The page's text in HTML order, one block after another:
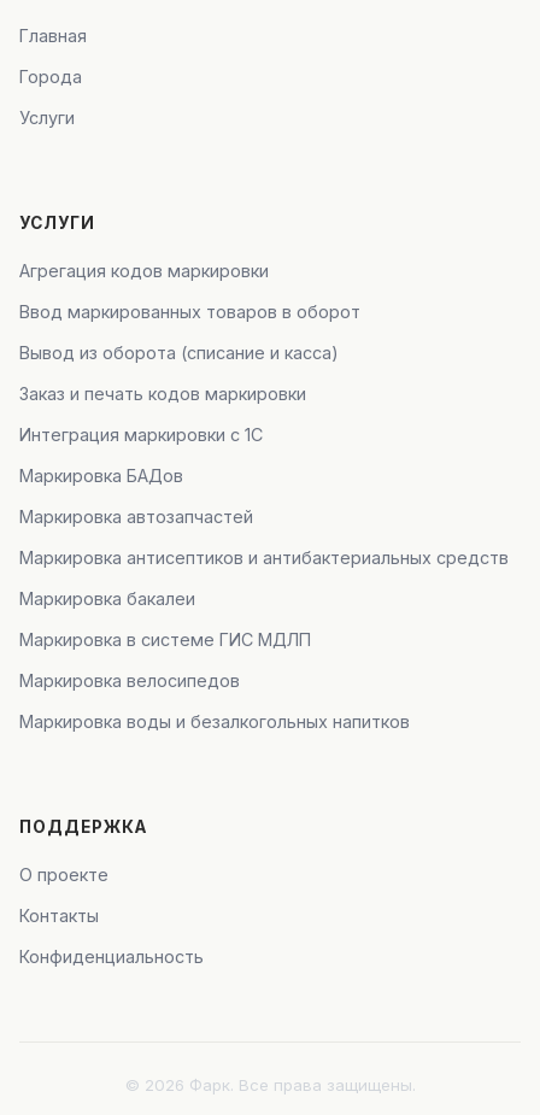
Главная
Города
Услуги
УСЛУГИ
Агрегация кодов маркировки
Ввод маркированных товаров в оборот
Вывод из оборота (списание и касса)
Заказ и печать кодов маркировки
Интеграция маркировки с 1С
Маркировка БАДов
Маркировка автозапчастей
Маркировка антисептиков и антибактериальных средств
Маркировка бакалеи
Маркировка в системе ГИС МДЛП
Маркировка велосипедов
Маркировка воды и безалкогольных напитков
ПОДДЕРЖКА
О проекте
Контакты
Конфиденциальность
© 2026 Фарк. Все права защищены.